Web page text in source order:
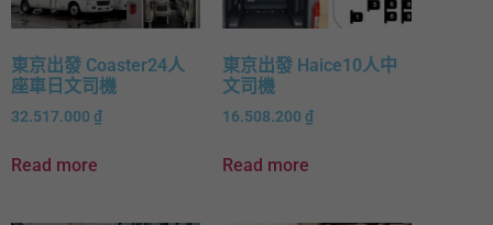
東京出發 Coaster24人
座車日文司機
32.517.000 ₫
Read more
東京出發 Haice10人中
文司機
16.508.200 ₫
Read more